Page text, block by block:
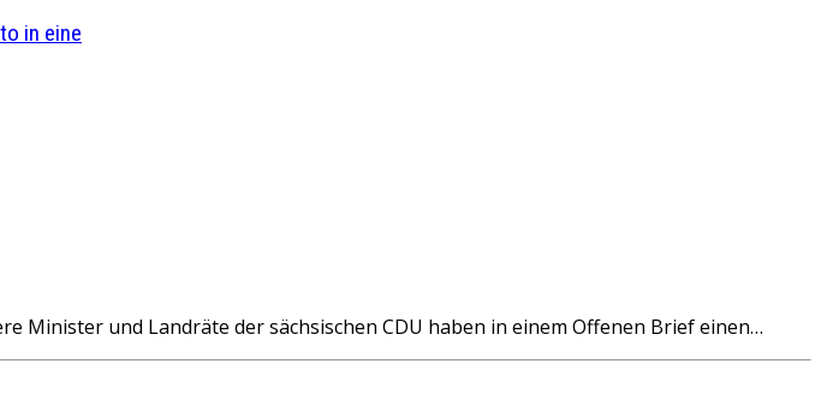
in eine
Minister und Landräte der sächsischen CDU haben in einem Offenen Brief einen…